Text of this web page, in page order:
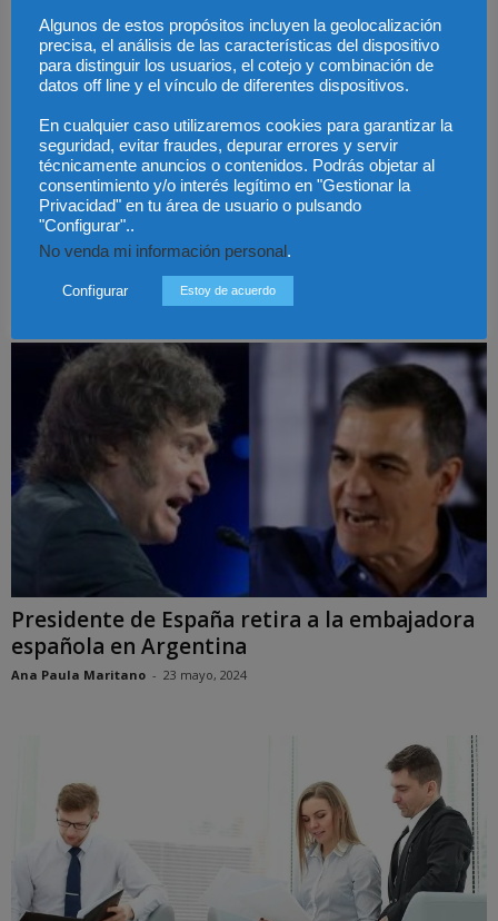
México – Atención médica especializada con
perspectiva de género
Ana Paula Maritano 16 septiembre, 2022
Presidente de España retira a la embajadora
española en Argentina
Ana Paula Maritano - 23 mayo, 2024
Algunos de estos propósitos incluyen la geolocalización
precisa, el análisis de las características del dispositivo
para distinguir los usuarios, el cotejo y combinación de
datos off line y el vínculo de diferentes dispositivos.
En cualquier caso utilizaremos cookies para garantizar la
seguridad, evitar fraudes, depurar errores y servir
técnicamente anuncios o contenidos. Podrás objetar al
consentimiento y/o interés legítimo en "Gestionar la
Privacidad" en tu área de usuario o pulsando
"Configurar"..
No venda mi información personal.
Configurar Estoy de acuerdo